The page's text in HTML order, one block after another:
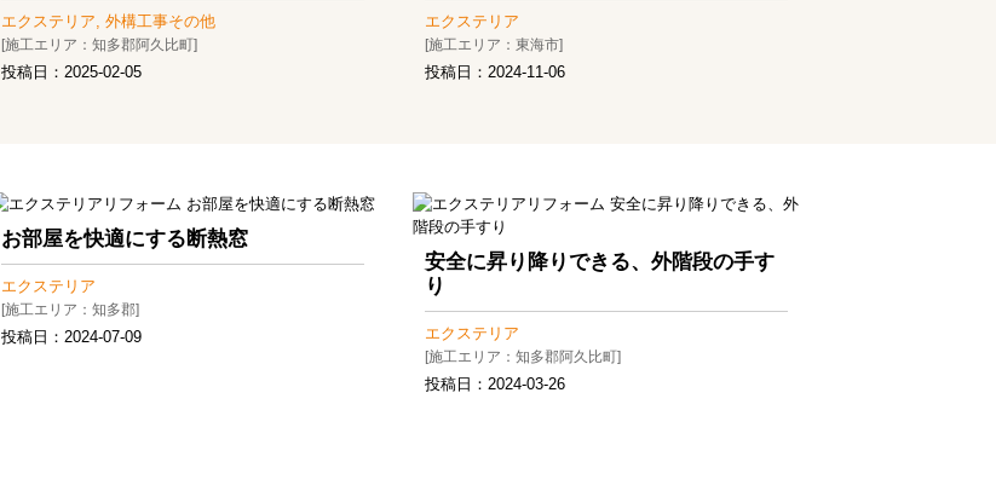
エクステリア, 外構工事その他
[施工エリア：知多郡阿久比町]
投稿日： 2025-02-05
エクステリア
[施工エリア：東海市]
投稿日： 2024-11-06
お部屋を快適にする断熱窓
エクステリア
[施工エリア：知多郡]
投稿日： 2024-07-09
安全に昇り降りできる、外階段の手す
り
エクステリア
[施工エリア：知多郡阿久比町]
投稿日： 2024-03-26